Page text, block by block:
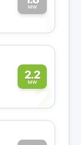
MW1
2.2
MW2